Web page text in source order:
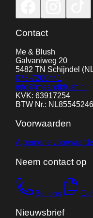
Contact
Me & Blush
Galvaniweg 20
5482 TN Schijndel
073-7200441
info@meandblush.nl
KVK: 63917254
BTW Nr.:
Voorwaarden
Algemene
Neem contact op
Bel ons
Nieuwsbrief